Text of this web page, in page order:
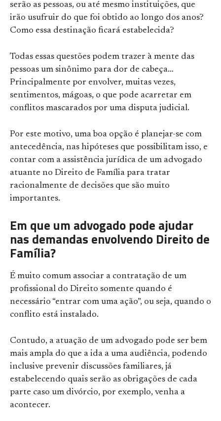
serão as pessoas, ou até mesmo instituições, que
irão usufruir do que foi obtido ao longo dos anos?
Como essa destinação ficará estabelecida?
Todas essas questões podem trazer à mente das
pessoas um sinônimo para dor de cabeça…
Principalmente por envolver, muitas vezes,
sentimentos, mágoas, o que pode acarretar em
conflitos mascarados por uma disputa judicial.
Por este motivo, uma boa opção é planejar-se com
antecedência, nas hipóteses que possibilitam isso, e
contar com a assistência jurídica de um advogado
atuante no Direito de Família para tratar
racionalmente de decisões que são muito
importantes.
Em que um advogado pode ajudar
nas demandas envolvendo Direito de
Família?
É muito comum associar a contratação de um
profissional do Direito somente quando é
necessário “entrar com uma ação”, ou seja, quando o
conflito está instalado.
Contudo, a atuação de um advogado pode ser bem
mais ampla do que a ida a uma audiência, podendo
inclusive prevenir discussões familiares, já
estabelecendo quais serão as obrigações de cada
parte caso um divórcio, por exemplo, venha a
acontecer.